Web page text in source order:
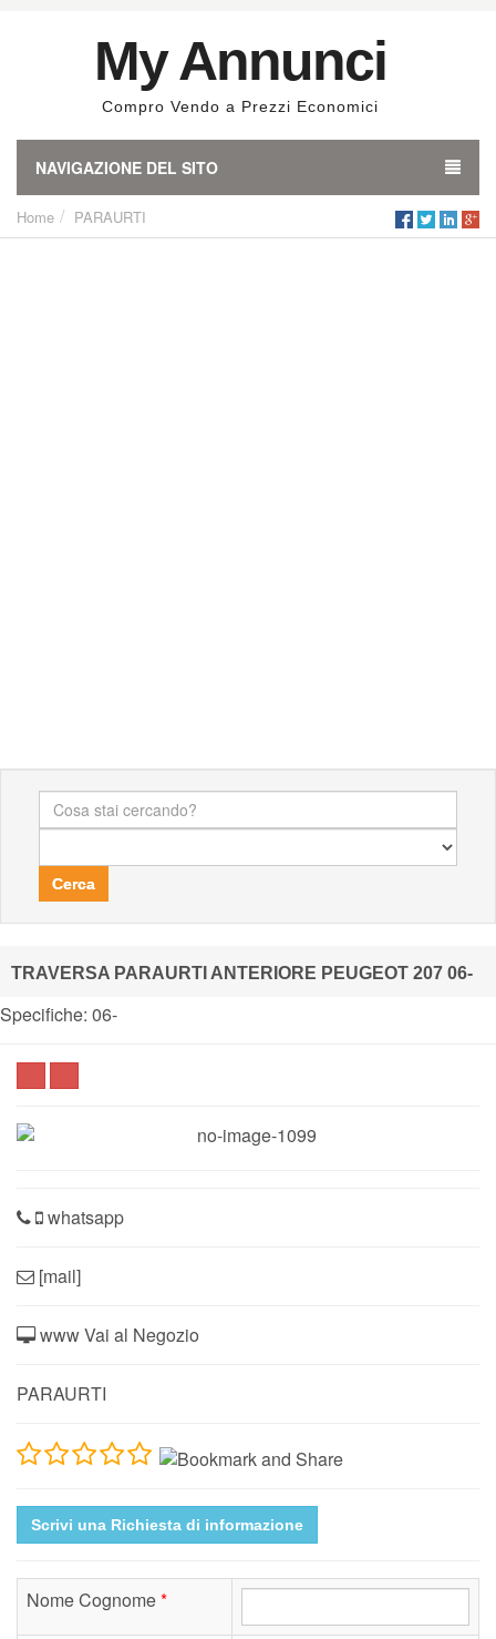
My Annunci
Compro Vendo a Prezzi Economici
NAVIGAZIONE DEL SITO
Home PARAURTI
Cerca
TRAVERSA PARAURTI ANTERIORE PEUGEOT 207 06-
Specifiche: 06-
whatsapp
[mail]
www Vai al Negozio
PARAURTI
Scrivi una Richiesta di informazione
Nome Cognome*